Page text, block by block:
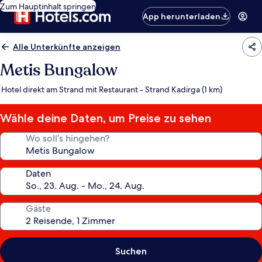
Zum Hauptinhalt springen
App herunterladen
Alle Unterkünfte anzeigen
Metis Bungalow
Hotel direkt am Strand mit Restaurant - Strand Kadirga (1 km)
Wähle deine Daten, um Preise zu sehen
Wo soll’s hingehen?
Daten
Gäste
Suchen